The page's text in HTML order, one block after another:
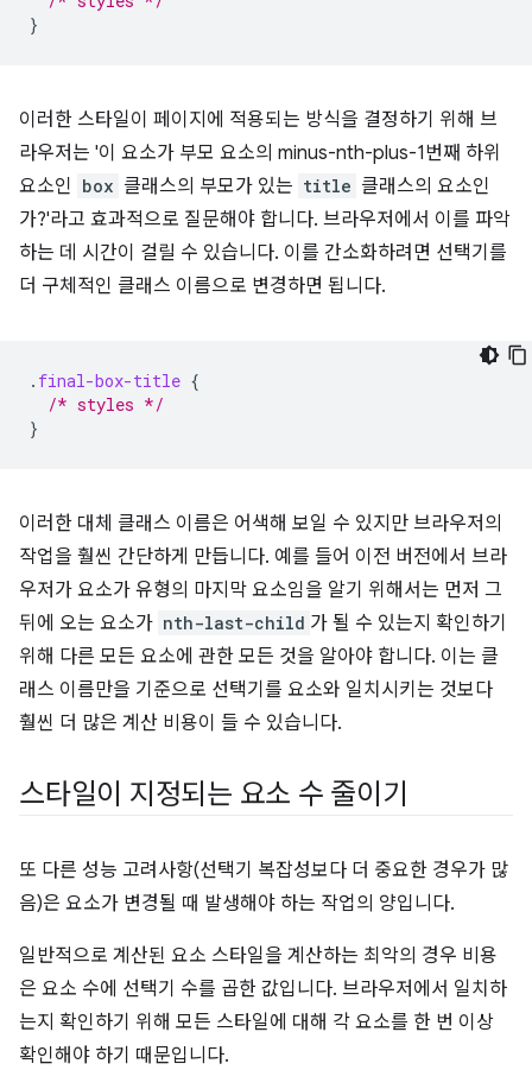
}
이러한 스타일이 페이지에 적용되는 방식을 결정하기 위해 브
라우저는 '이 요소가 부모 요소의 minus-nth-plus-1번째 하위
요소인 box 클래스의 부모가 있는 title 클래스의 요소인
가?'라고 효과적으로 질문해야 합니다. 브라우저에서 이를 파악
하는 데 시간이 걸릴 수 있습니다. 이를 간소화하려면 선택기를
더 구체적인 클래스 이름으로 변경하면 됩니다.
. final-box-title {
/* styles */
}
이러한 대체 클래스 이름은 어색해 보일 수 있지만 브라우저의
작업을 훨씬 간단하게 만듭니다. 예를 들어 이전 버전에서 브라
우저가 요소가 유형의 마지막 요소임을 알기 위해서는 먼저 그
뒤에 오는 요소가 nth-last-child 가 될 수 있는지 확인하기
위해 다른 모든 요소에 관한 모든 것을 알아야 합니다. 이는 클
래스 이름만을 기준으로 선택기를 요소와 일치시키는 것보다
훨씬 더 많은 계산 비용이 들 수 있습니다.
스타일이 지정되는 요소 수 줄이기
또 다른 성능 고려사항(선택기 복잡성보다 더 중요한 경우가 많
음)은 요소가 변경될 때 발생해야 하는 작업의 양입니다.
일반적으로 계산된 요소 스타일을 계산하는 최악의 경우 비용
은 요소 수에 선택기 수를 곱한 값입니다. 브라우저에서 일치하
는지 확인하기 위해 모든 스타일에 대해 각 요소를 한 번 이상
확인해야 하기 때문입니다.